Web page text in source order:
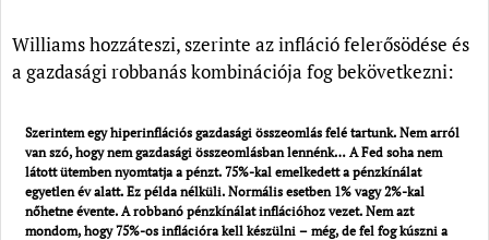
Williams hozzáteszi, szerinte az infláció felerősödése és
a gazdasági robbanás kombinációja fog bekövetkezni:
Szerintem egy hiperinflációs gazdasági összeomlás felé tartunk. Nem arról
van szó, hogy nem gazdasági összeomlásban lennénk… A Fed soha nem
látott ütemben nyomtatja a pénzt. 75%-kal emelkedett a pénzkínálat
egyetlen év alatt. Ez példa nélküli. Normális esetben 1% vagy 2%-kal
nőhetne évente. A robbanó pénzkínálat inflációhoz vezet. Nem azt
mondom, hogy 75%-os inflációra kell készülni – még, de fel fog kúszni a